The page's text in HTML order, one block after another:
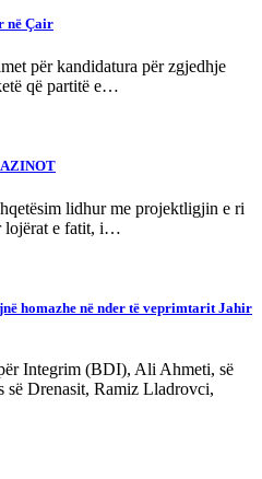
në Çair
për kandidatura për zgjedhje
që partitë e…
lidhur me projektligjin e ri
lojërat e fatit, i…
homazhe në nder të veprimtarit Jahir
Integrim (BDI), Ali Ahmeti, së
së Drenasit, Ramiz Lladrovci,